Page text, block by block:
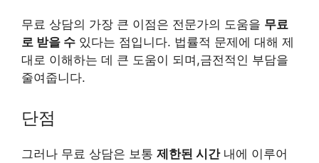
무료 상담의 가장 큰 이점은 전문가의 도움을 무료
로 받을 수 있다는 점입니다. 법률적 문제에 대해 제
대로 이해하는 데 큰 도움이 되며,금전적인 부담을
줄여줍니다.
단점
그러나 무료 상담은 보통 제한된 시간내에 이루어